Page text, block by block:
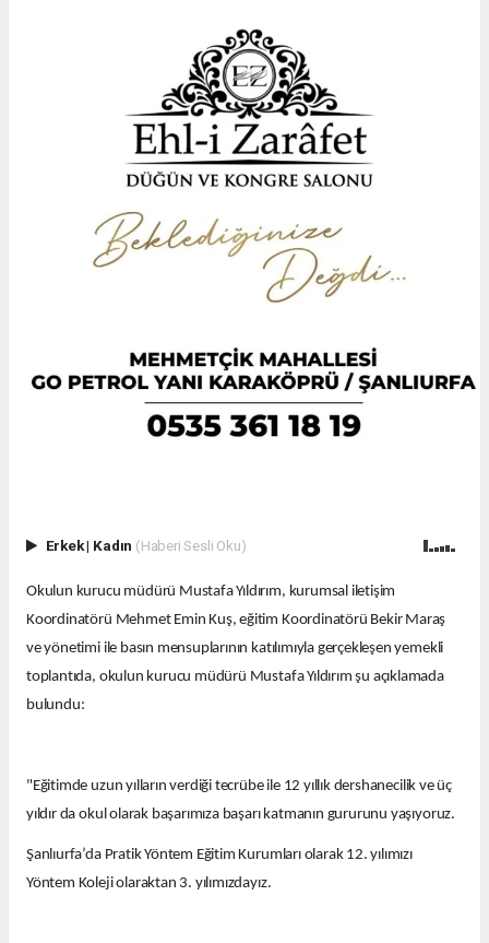
Erkek| Kadın (Haberi Sesli Oku)
Okulun kurucu müdürü Mustafa Yıldırım, kurumsal iletişim
Koordinatörü Mehmet Emin Kuş, eğitim Koordinatörü Bekir Maraş
ve yönetimi ile basın mensuplarının katılımıyla gerçekleşen yemekli
toplantıda, okulun kurucu müdürü Mustafa Yıldırım şu açıklamada
bulundu:
"Eğitimde uzun yılların verdiği tecrübe ile 12 yıllık dershanecilik ve üç
yıldır da okul olarak başarımıza başarı katmanın gururunu yaşıyoruz.
Şanlıurfa’da Pratik Yöntem Eğitim Kurumları olarak 12. yılımızı
Yöntem Koleji olaraktan 3. yılımızdayız.